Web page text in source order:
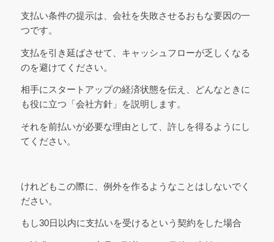
支払い条件の提示は、会社を失敗させるおもな要因の一
つです。
支払を引き延ばさせて、キャッシュフローが乏しくなる
のを避けてください。
相手にスタートアップの経済状態を伝え、どんなときに
も役に立つ「会社方針」を説明します。
それを前払いが必要な理由として、許しを得るようにし
てください。
けれどもこの際に、例外を作るようなことはしないでく
ださい。
もし30日以内に支払いを受けるという契約をした場合